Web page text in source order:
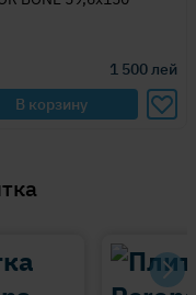
1 500лей
В корзину